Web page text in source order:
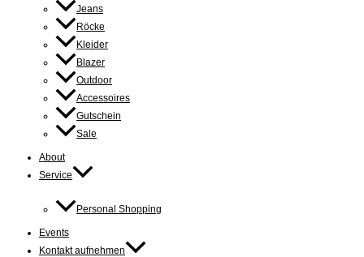
Jeans
Röcke
Kleider
Blazer
Outdoor
Accessoires
Gutschein
Sale
About
Service
Personal Shopping
Events
Kontakt aufnehmen